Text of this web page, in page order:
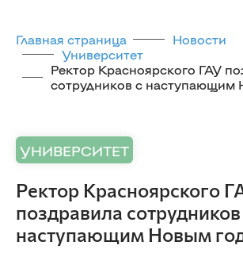
Главная страница
Новости
Университет
Ректор Красноярского ГАУ
сотрудников с наступающим
УНИВЕРСИТЕТ
Ректор Красноярского
поздравила сотрудников
наступающим Новым